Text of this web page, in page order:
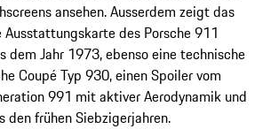
ansehen. Ausserdem zeigt das
Ausstattungskarte des Porsche 911
dem Jahr 1973, ebenso eine technische
Coupé Typ 930, einen Spoiler vom
991 mit aktiver Aerodynamik und
den frühen Siebzigerjahren.